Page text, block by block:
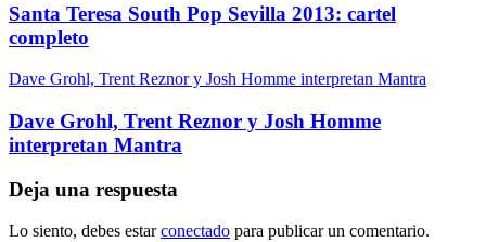
Santa Teresa South Pop Sevilla 2013: cartel
completo
Dave Grohl, Trent Reznor y Josh Homme interpretan Mantra
Dave Grohl, Trent Reznor y Josh Homme
interpretan Mantra
Deja una respuesta
Lo siento, debes estarconectado para publicar un comentario.